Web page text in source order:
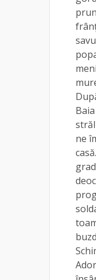
ne